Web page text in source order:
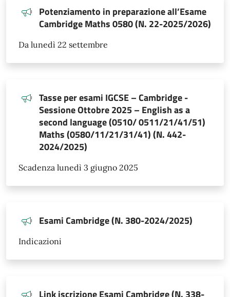
Potenziamento in preparazione all’Esame
Cambridge Maths 0580 (N. 22-2025/2026)
Da lunedì 22 settembre
Tasse per esami IGCSE – Cambridge -
Sessione Ottobre 2025 – English as a
second language (0510/ 0511/21/41/51)
Maths (0580/11/21/31/41) (N. 442-
2024/2025)
Scadenza lunedì 3 giugno 2025
Esami Cambridge (N. 380-2024/2025)
Indicazioni
Link iscrizione Esami Cambridge (N. 338-